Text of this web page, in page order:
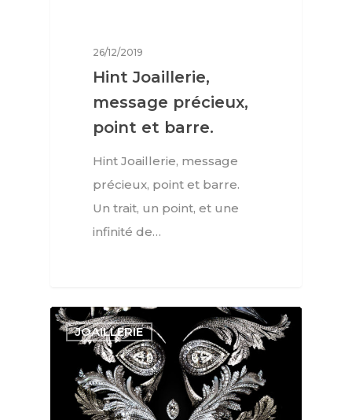
26/12/2019
Hint Joaillerie,
message précieux,
point et barre.
Hint Joaillerie, message
précieux, point et barre.
Un trait, un point, et une
infinité de…
JOAILLERIE